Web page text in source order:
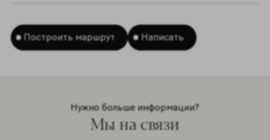
Построить маршрут Написать
Нужно больше информации?
Мы на связи